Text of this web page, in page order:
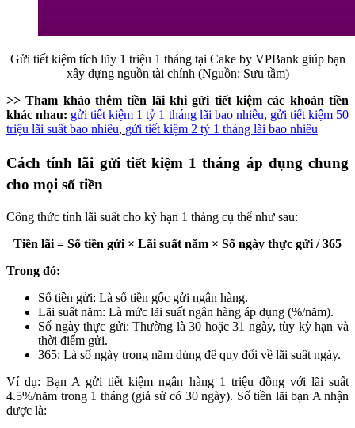
Gửi tiết kiệm tích lũy 1 triệu 1 tháng tại Cake by VPBank giúp bạn
xây dựng nguồn tài chính (Nguồn: Sưu tầm)
>> Tham khảo thêm tiền lãi khi gửi tiết kiệm các khoản tiền
khác nhau: gửi tiết kiệm 1 tỷ 1 tháng lãi bao nhiêu, gửi tiết kiệm 50
triệu lãi suất bao nhiêu, gửi tiết kiệm 2 tỷ 1 tháng lãi bao nhiêu
Cách tính lãi gửi tiết kiệm 1 tháng áp dụng chung
cho mọi số tiền
Công thức tính lãi suất cho kỳ hạn 1 tháng cụ thể như sau:
Tiền lãi = Số tiền gửi × Lãi suất năm × Số ngày thực gửi / 365
Trong đó:
Số tiền gửi: Là số tiền gốc gửi ngân hàng.
Lãi suất năm: Là mức lãi suất ngân hàng áp dụng (%/năm).
Số ngày thực gửi: Thường là 30 hoặc 31 ngày, tùy kỳ hạn và
thời điểm gửi.
365: Là số ngày trong năm dùng để quy đổi về lãi suất ngày.
Ví dụ: Bạn A gửi tiết kiệm ngân hàng 1 triệu đồng với lãi suất
4.5%/năm trong 1 tháng (giả sử có 30 ngày). Số tiền lãi bạn A nhận
được là: